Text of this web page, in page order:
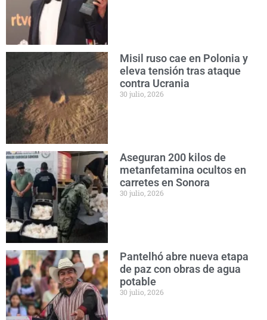
Misil ruso cae en Polonia y
eleva tensión tras ataque
contra Ucrania
30 julio, 2026
Aseguran 200 kilos de
metanfetamina ocultos en
carretes en Sonora
30 julio, 2026
Pantelhó abre nueva etapa
de paz con obras de agua
potable
30 julio, 2026